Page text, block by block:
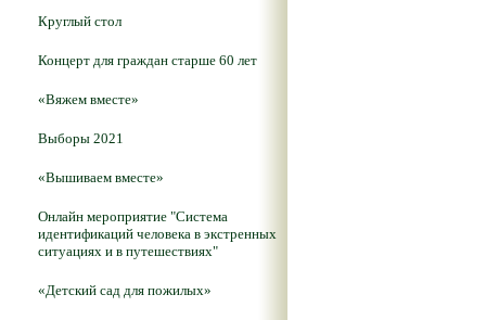
Круглый стол
Концерт для граждан старше 60 лет
«Вяжем вместе»
Выборы 2021
«Вышиваем вместе»
Онлайн мероприятие "Система
идентификаций человека в экстренных
ситуациях и в путешествиях"
«Детский сад для пожилых»